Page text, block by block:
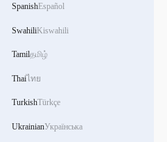
SpanishEspañol
SwahiliKiswahili
Tamilதமிழ்
Thaiไทย
TurkishTürkçe
UkrainianУкраїнська